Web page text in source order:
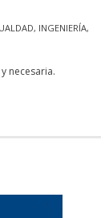
, INGENIERÍA,
necesaria.